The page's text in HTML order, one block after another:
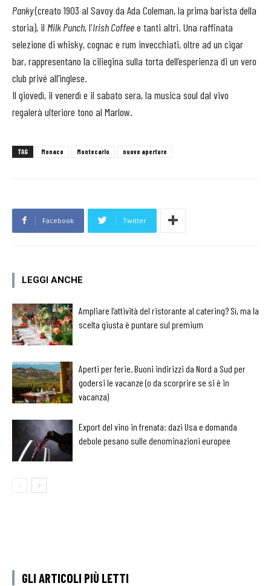
Panky(creato 1903 al Savoy da Ada Coleman, la prima barista della
storia), il Milk Punch, l'Irish Coffeee tanti altri. Una raffinata
selezione di whisky, cognac e rum invecchiati, oltre ad un cigar
bar, rappresentano la ciliegina sulla torta dell’esperienza di un vero
club privé all’inglese.
Il giovedì, il venerdì e il sabato sera, la musica soul dal vivo
regalerà ulteriore tono al Marlow.
TAG Monaco Montecarlo nuove aperture
Facebook Twitter
LEGGI ANCHE
Ampliare l’attività del ristorante al catering? Sì, ma la
scelta giusta è puntare sul premium
Aperti per ferie. Buoni indirizzi da Nord a Sud per
godersi le vacanze (o da scorprire se si è in
vacanza)
Export del vino in frenata: dazi Usa e domanda
debole pesano sulle denominazioni europee
GLI ARTICOLI PIÙ LETTI